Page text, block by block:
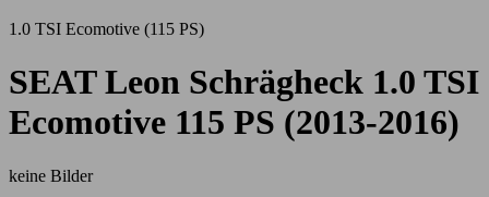
1.0 TSI Ecomotive (115 PS)
SEAT Leon Schrägheck 1.0 TSI
Ecomotive 115 PS (2013-2016)
keine Bilder